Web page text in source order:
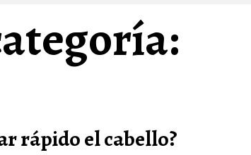
rápido el cabello?